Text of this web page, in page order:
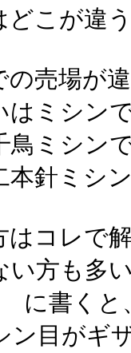
どこが違
の売場が
はミシ
鳥ミシン
本針ミシ
はコレで
い方も多
に書くと
ン目が